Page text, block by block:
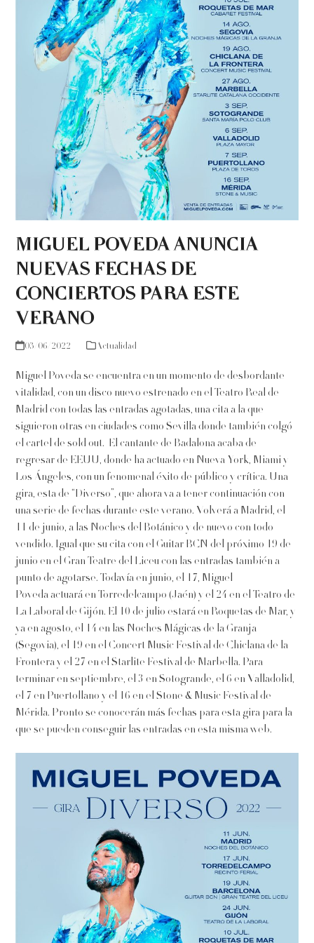
MIGUEL POVEDA ANUNCIA
NUEVAS FECHAS DE
CONCIERTOS PARA ESTE
VERANO
03/06/2022 Actualidad
Miguel Poveda se encuentra en un momento de desbordante
vitalidad, con un disco nuevo estrenado en el Teatro Real de
Madrid con todas las entradas agotadas, una cita a la que
siguieron otras en ciudades como Sevilla donde también colgó
el cartel de sold out. El cantante de Badalona acaba de
regresar de EEUU, donde ha actuado en Nueva York, Miami y
Los Ángeles, con un fenomenal éxito de público y crítica. Una
gira, esta de “Diverso”, que ahora va a tener continuación con
una serie de fechas durante este verano. Volverá a Madrid, el
11 de junio, a las Noches del Botánico y de nuevo con todo
vendido. Igual que su cita con el Guitar BCN del próximo 19 de
junio en el Gran Teatre del Liceu con las entradas también a
punto de agotarse. Todavía en junio, el 17, Miguel
Poveda actuará en Torredelcampo (Jaén) y el 24 en el Teatro de
La Laboral de Gijón. El 10 de julio estará en Roquetas de Mar, y
ya en agosto, el 14 en las Noches Mágicas de la Granja
(Segovia), el 19 en el Concert Music Festival de Chiclana de la
Frontera y el 27 en el Starlite Festival de Marbella. Para
terminar en septiembre, el 3 en Sotogrande, el 6 en Valladolid,
el 7 en Puertollano y el 16 en el Stone & Music Festival de
Mérida. Pronto se conocerán más fechas para esta gira para la
que se pueden conseguir las entradas en esta misma web.